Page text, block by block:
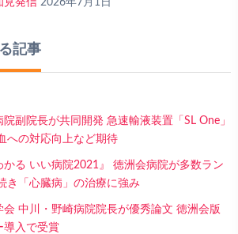
見発信 2026年7月1日
記事
副院長が共同開発 急速輸液装置「SL One」
への対応向上など期待
かる いい病院2021』 徳洲会病院が多数ラン
き「心臓病」の治療に強み
会 中川・野崎病院院長が優秀論文 徳洲会版
導入で受賞